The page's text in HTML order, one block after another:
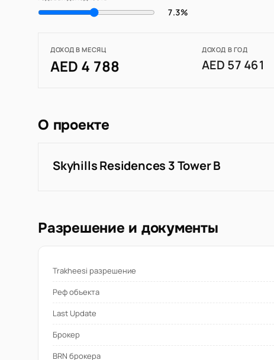
7.3%
ДОХОД В МЕСЯЦ
AED 4 788
ДОХОД В ГОД
AED 57 461
О проекте
Skyhills Residences 3 Tower B
Разрешение и документы
Trakheesi разрешение
Реф объекта
Last Update
Брокер
BRN брокера